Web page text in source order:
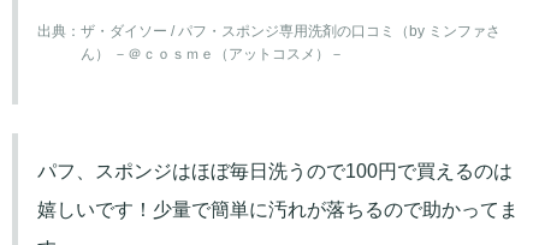
出典： ザ・ダイソー / パフ・スポンジ専用洗剤の口コミ（by ミンファさ
ん） －＠ｃｏｓｍｅ（アットコスメ）－
パフ、スポンジはほぼ毎日洗うので100円で買えるのは
嬉しいです！少量で簡単に汚れが落ちるので助かってま